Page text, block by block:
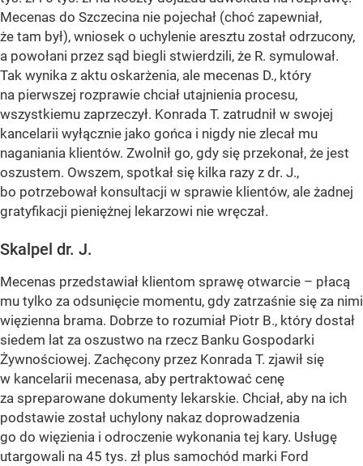
Mecenas do Szczecina nie pojechał (choć zapewniał,
że tam był), wniosek o uchylenie aresztu został odrzucony,
a powołani przez sąd biegli stwierdzili, że R. symulował.
Tak wynika z aktu oskarżenia, ale mecenas D., który
na pierwszej rozprawie chciał utajnienia procesu,
wszystkiemu zaprzeczył. Konrada T. zatrudnił w swojej
kancelarii wyłącznie jako gońca i nigdy nie zlecał mu
naganiania klientów. Zwolnił go, gdy się przekonał, że jest
oszustem. Owszem, spotkał się kilka razy z dr. J.,
bo potrzebował konsultacji w sprawie klientów, ale żadnej
gratyfikacji pieniężnej lekarzowi nie wręczał.
Skalpel dr. J.
Mecenas przedstawiał klientom sprawę otwarcie – płacą
mu tylko za odsunięcie momentu, gdy zatrzaśnie się za nimi
więzienna brama. Dobrze to rozumiał Piotr B., który dostał
siedem lat za oszustwo na rzecz Banku Gospodarki
Żywnościowej. Zachęcony przez Konrada T. zjawił się
w kancelarii mecenasa, aby pertraktować cenę
za spreparowane dokumenty lekarskie. Chciał, aby na ich
podstawie został uchylony nakaz doprowadzenia
go do więzienia i odroczenie wykonania tej kary. Usługę
utargowali na 45 tys. zł plus samochód marki Ford